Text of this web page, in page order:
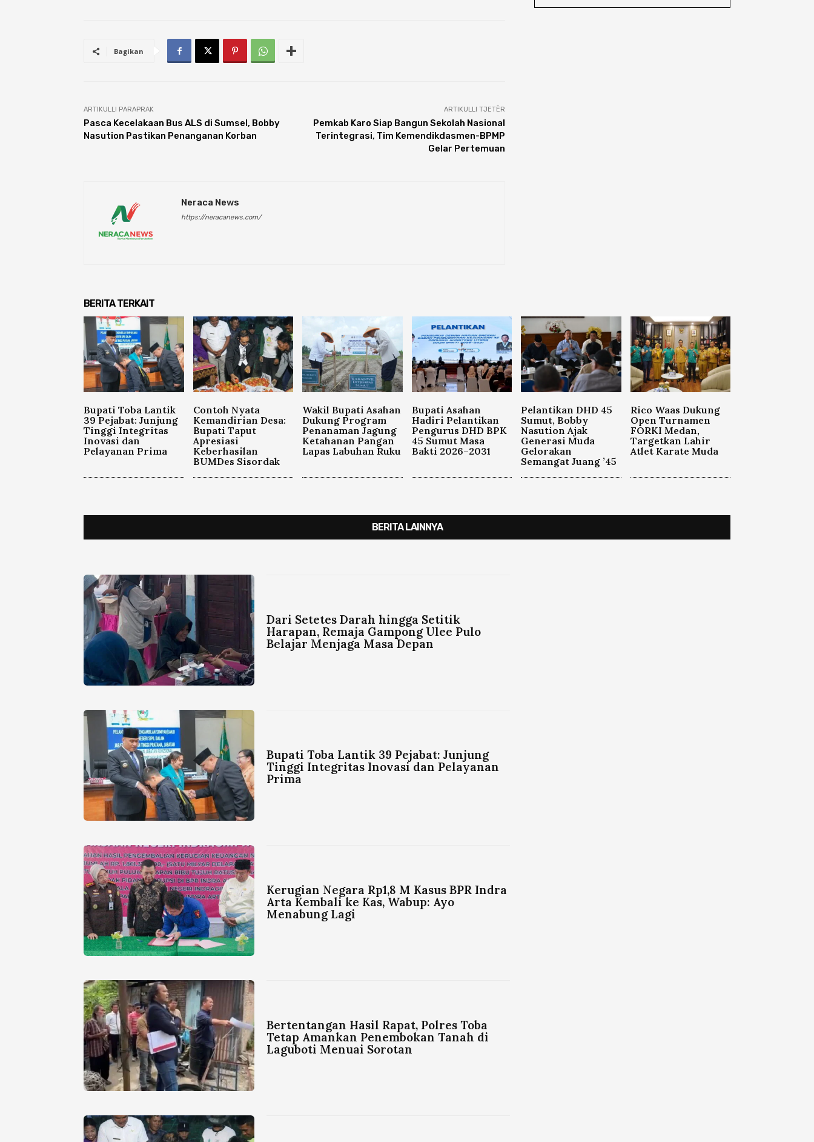
Bagikan
ARTIKULLI PARAPRAK
Pasca Kecelakaan Bus ALS di Sumsel, Bobby
Nasution Pastikan Penanganan Korban
ARTIKULLI TJETËR
Pemkab Karo Siap Bangun Sekolah Nasional
Terintegrasi, Tim Kemendikdasmen-BPMP
Gelar Pertemuan
Neraca News
https://neracanews.com/
BERITA TERKAIT
Bupati Toba Lantik
39 Pejabat: Junjung
Tinggi Integritas
Inovasi dan
Pelayanan Prima
Contoh Nyata
Kemandirian Desa:
Bupati Taput
Apresiasi
Keberhasilan
BUMDes Sisordak
Wakil Bupati Asahan
Dukung Program
Penanaman Jagung
Ketahanan Pangan
Lapas Labuhan Ruku
Bupati Asahan
Hadiri Pelantikan
Pengurus DHD BPK
45 Sumut Masa
Bakti 2026–2031
Pelantikan DHD 45
Sumut, Bobby
Nasution Ajak
Generasi Muda
Gelorakan
Semangat Juang ’45
Rico Waas Dukung
Open Turnamen
FORKI Medan,
Targetkan Lahir
Atlet Karate Muda
BERITA LAINNYA
Dari Setetes Darah hingga Setitik
Harapan, Remaja Gampong Ulee Pulo
Belajar Menjaga Masa Depan
Bupati Toba Lantik 39 Pejabat: Junjung
Tinggi Integritas Inovasi dan Pelayanan
Prima
Kerugian Negara Rp1,8 M Kasus BPR Indra
Arta Kembali ke Kas, Wabup: Ayo
Menabung Lagi
Bertentangan Hasil Rapat, Polres Toba
Tetap Amankan Penembokan Tanah di
Laguboti Menuai Sorotan